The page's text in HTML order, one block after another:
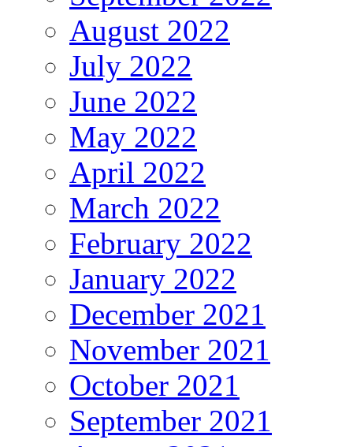
August 2022
July 2022
June 2022
May 2022
April 2022
March 2022
February 2022
January 2022
December 2021
November 2021
October 2021
September 2021